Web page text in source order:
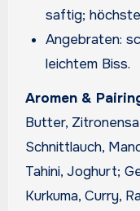
saftig;
Angebraten:
leichtem Biss.
Aromen &
Butter,
Schnittlauch,
Tahini, Joghurt;
Kurkuma, Curry,